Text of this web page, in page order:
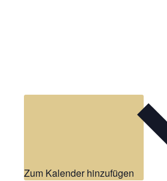
Zum Kalender hinzufügen